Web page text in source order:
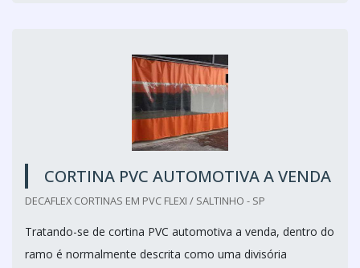
CORTINA PVC AUTOMOTIVA A VENDA
DECAFLEX CORTINAS EM PVC FLEXI / SALTINHO - SP
Tratando-se de cortina PVC automotiva a venda, dentro do
ramo é normalmente descrita como uma divisória